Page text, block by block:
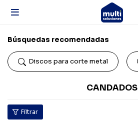

Búsquedas recomendadas
Discos para corte metal
CANDADOS